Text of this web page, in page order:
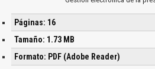
Páginas: 16
Tamaño: 1.73 MB
Formato: PDF (Adobe Reader)